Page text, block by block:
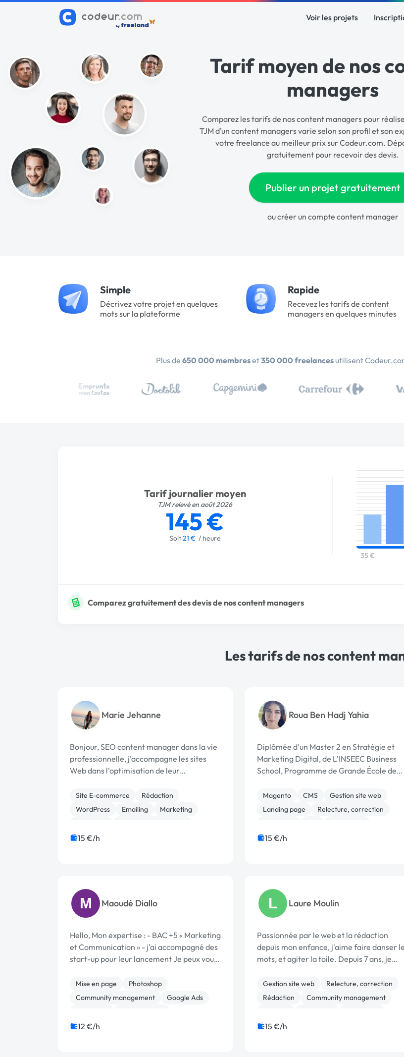
Voir les projets
Tarif moyen de nos
managers
Comparez les tarifs de nos content managers pour
TJM d’un content managers varie selon son profil et son
votre freelance au meilleur prix sur Codeur.com.
gratuitement pour recevoir des devis.
Publier un projet gratuitement
oucréer un compte content manager
Simple
Décrivez votre projet en quelques
mots sur la plateforme
Rapide
Recevez les tarifs de content
managers en quelques minutes
Plus de 650 000 membreset350 000 freelancesutilisent
Tarif journalier moyen
TJM relevé en août 2026
145 €
Soit21 € / heure
35 €
Comparez gratuitement des devis de nos content managers
Les tarifs de nos content
Marie Jehanne
Bonjour, SEO content manager dans la vie
professionnelle, j'accompagne les sites
Web dans l'optimisation de leur
que vous souhaitiez améliorer l'existant. Au
plaisir !
Site E-commerce
Rédaction
WordPress
Emailing
Marketing
SEO / GEO
15 €/h
Roua Ben Hadj Yahia
Diplômée d'un Master 2 en Stratégie et
Marketing Digital, de L'INSEEC Business
School, Programme de Grande École de
Rédactrice Web, Chargée du SEO+SEA,
Content Manager & Community Manager
Magento CMS
Gestion site web
Landing page
Relecture, correction
ChatGPT
15 €/h
M Maoudé Diallo
Hello, Mon expertise : - BAC +5 « Marketing
et Communication » - j'ai accompagné des
start-up pour leur lancement Je peux vous
animation des réseaux sociaux - Content
manager - création de conten...
Mise en page
Photoshop
Community management
Google Ads
Assistant virtuel
12 €/h
L Laure Moulin
Passionnée par le web et la rédaction
depuis mon enfance, j'aime faire danser
mots, et agiter la toile. Depuis 7 ans, je
dans une société, m'occupant des articles
de sites, des réseaux sociaux, des email...
Gestion site web
Relecture, correction
Rédaction
Community management
15 €/h